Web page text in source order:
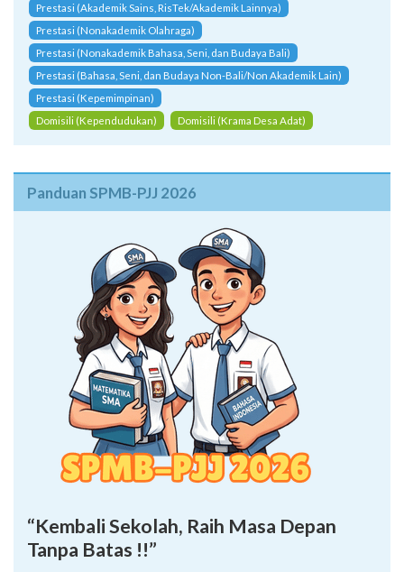
Prestasi (Akademik Sains, RisTek/Akademik Lainnya)
Prestasi (Nonakademik Olahraga)
Prestasi (Nonakademik Bahasa, Seni, dan Budaya Bali)
Prestasi (Bahasa, Seni, dan Budaya Non-Bali/Non Akademik Lain)
Prestasi (Kepemimpinan)
Domisili (Kependudukan)
Domisili (Krama Desa Adat)
Panduan SPMB-PJJ 2026
“Kembali Sekolah, Raih Masa Depan
Tanpa Batas !!”